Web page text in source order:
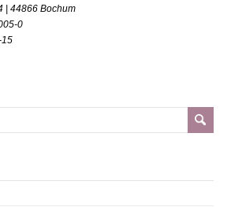
| 44866 Bochum
0
15